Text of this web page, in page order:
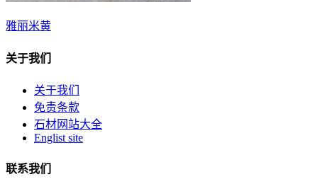
雅丽米黄
关于我们
关于我们
免责条款
石材网站大全
Englist site
联系我们